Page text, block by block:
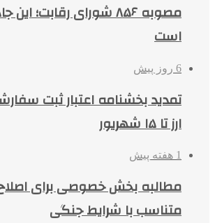
مصوبه ۸۵۶ شورای رقابت؛
است
6 روز پیش
تمدید بخشنامه اعتبار ثبت
ارز تا ۱۵ شهریور
1 هفته پیش
مطالبه بخش خصوصی برای
متناسب با شرایط جنگی